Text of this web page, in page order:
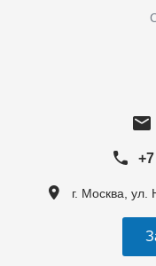
г. Москва,